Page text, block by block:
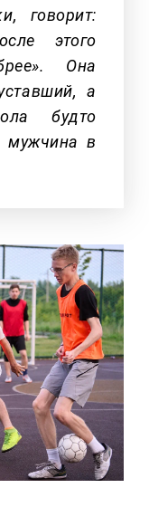
говорит:
этого
Она
а
будто
мужчина в